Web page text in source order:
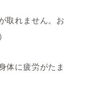
取れません。お
体に疲労がたま